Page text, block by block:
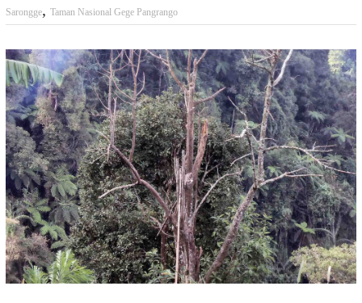
Sarongge, Taman Nasional Gege Pangrango